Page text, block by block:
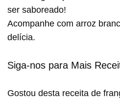
ser saboreado!
Acompanhe com arroz
delícia.
Siga-nos para Mais
Gostou desta receita de